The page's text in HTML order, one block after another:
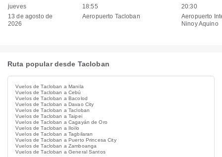
jueves
13 de agosto de
2026
18:55
Aeropuerto Tacloban
20:30
Aeropuerto
Ninoy Aquino
Ruta popular desde Tacloban
Vuelos de Tacloban a Manila
Vuelos de Tacloban a Cebú
Vuelos de Tacloban a Bacolod
Vuelos de Tacloban a Davao City
Vuelos de Tacloban a Tacloban
Vuelos de Tacloban a Taipei
Vuelos de Tacloban a Cagayán de Oro
Vuelos de Tacloban a Iloilo
Vuelos de Tacloban a Tagbilaran
Vuelos de Tacloban a Puerto Princesa City
Vuelos de Tacloban a Zamboanga
Vuelos de Tacloban a General Santos